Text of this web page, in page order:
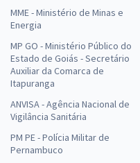
MME - Ministério de Minas e
Energia
MP GO - Ministério Público do
Estado de Goiás - Secretário
Auxiliar da Comarca de
Itapuranga
ANVISA - Agência Nacional de
Vigilância Sanitária
PM PE - Polícia Militar de
Pernambuco